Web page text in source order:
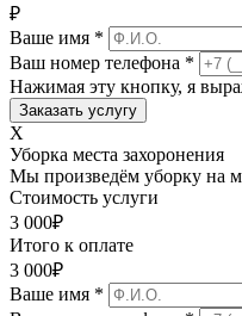
₽
Ваше имя *
Ваш номер телефона *
Нажимая эту кнопку, я
X
Уборка места захоронения
Мы произведём уборку на
Стоимость услуги
3 000₽
Итого к оплате
3 000₽
Ваше имя *